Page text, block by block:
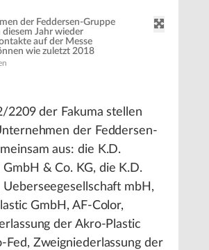
der Feddersen-Gruppe
diesem Jahr wieder
auf der Messe
wie zuletzt 2018
2209 der Fakuma stellen
der Feddersen-
aus: die K.D.
GmbH & Co. KG, die K.D.
Ueberseegesellschaft mbH,
GmbH, AF-Color,
der Akro-Plastic
Fed, Zweigniederlassung der